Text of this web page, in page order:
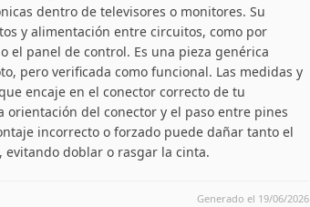
dentro de televisores o monitores. Su
y alimentación entre circuitos, como por
el panel de control. Es una pieza genérica
pero verificada como funcional. Las medidas y
encaje en el conector correcto de tu
del conector y el paso entre pines
incorrecto o forzado puede dañar tanto el
doblar o rasgar la cinta.
Generado el 19/06/2026